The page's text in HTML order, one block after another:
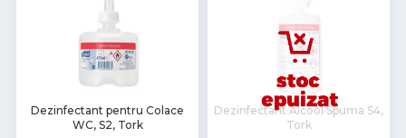
наличии
Dezinfectant pentru Colace
WC, S2, Tork
Dezinfectant Alcool Spuma S4,
Tork